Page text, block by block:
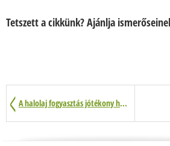
Tetszett a cikkünk? Ajánlja
A halolaj fogyasztás jótékony hatásai